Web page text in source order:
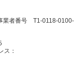
業者番号 T1-0118-0100-
ス：